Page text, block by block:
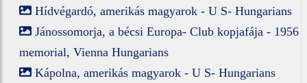
Hídvégardó, amerikás magyarok - U S- Hungarians
Jánossomorja, a bécsi Europa- Club kopjafája - 1956
memorial, Vienna Hungarians
Kápolna, amerikás magyarok - U S- Hungarians